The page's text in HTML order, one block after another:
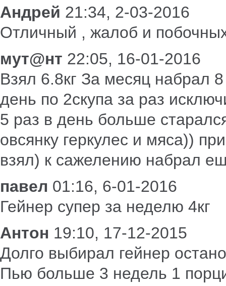
Андрей 21:34, 2-03-2016
Отличный , жалоб и
мут@нт 22:05, 16-01-2016
Взял 6.8кг За месяц набрал
день по 2скупа за раз
5 раз в день больше
овсянку геркулес и мяса))
взял) к сажелению набрал
павел 01:16, 6-01-2016
Гейнер супер за неделю 4кг
Антон 19:10, 17-12-2015
Долго выбирал гейнер
Пью больше 3 недель 1